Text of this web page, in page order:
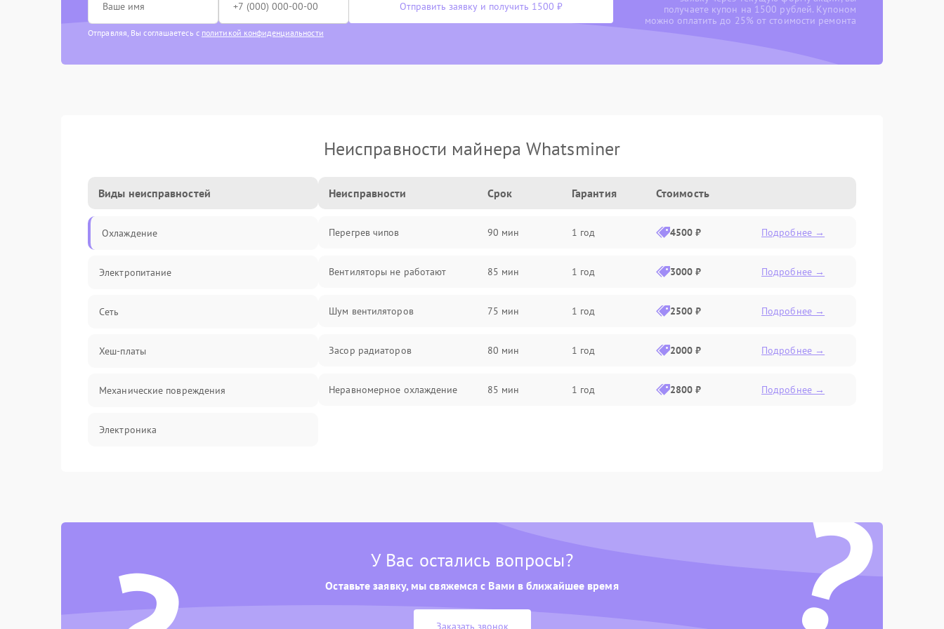
Отправить заявку и получить 1500 ₽
Отправляя, Вы соглашаетесь с политикой конфиденциальности
получаете купон на 1500 рублей. Купоном
можно оплатить до 25% от стоимости ремонта
Неисправности майнера Whatsminer
Виды неисправностей
Охлаждение
Электропитание
Сеть
Хеш-платы
Механические повреждения
Электроника
Теплотехническая
Неисправности Срок Гарантия Стоимость
Перегрев чипов 90 мин 1 год 4500 ₽ Подробнее →
Вентиляторы не работают 85 мин 1 год 3000 ₽ Подробнее →
Шум вентиляторов 75 мин 1 год 2500 ₽ Подробнее →
Засор радиаторов 80 мин 1 год 2000 ₽ Подробнее →
Неравномерное охлаждение 85 мин 1 год 2800 ₽ Подробнее →
?
У Вас остались вопросы?
Оставьте заявку, мы свяжемся с Вами в ближайшее время
Заказать звонок